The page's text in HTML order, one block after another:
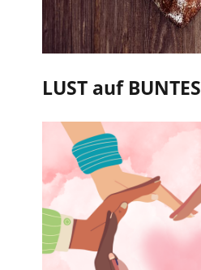
LUST auf